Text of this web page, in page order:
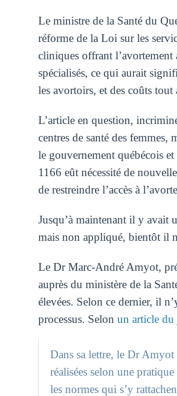
Le ministre de la Santé du
réforme de la Loi sur les
cliniques offrant l’avortement
spécialisés, ce qui aurait
les avortoirs, et des coûts tout
L’article en question,
centres de santé des femmes,
le gouvernement québécois
1166 eût nécessité de
de restreindre l’accès à
Jusqu’à maintenant il y avait
mais non appliqué, bientôt il
Le Dr Marc-André Amyot,
auprès du ministère de la
élevées. Selon ce dernier, il
processus. Selon un article
Dans sa lettre, le Dr
réalisées selon une
les normes qui s’y